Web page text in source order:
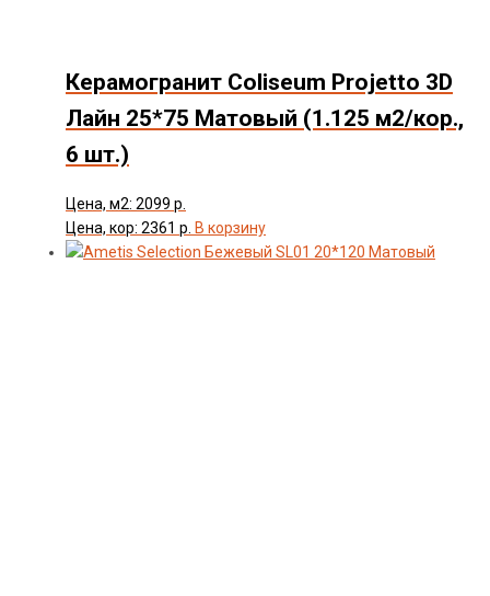
Керамогранит Coliseum Projetto 3D
Лайн 25*75 Матовый (1.125 м2/кор.,
6 шт.)
Цена, м2: 2099 р.
Цена, кор: 2361 р. В корзину